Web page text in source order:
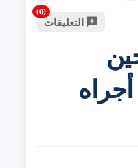
التعليقات